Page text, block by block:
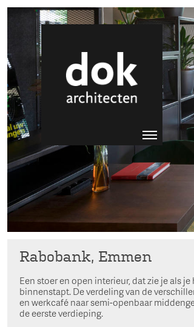
Rabobank, Emmen
Een stoer en open interieur, dat zie je als
binnenstapt. De verdeling van de
en werkcafé naar semi-openbaar
de eerste verdieping.